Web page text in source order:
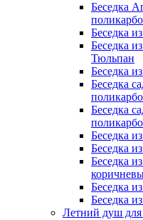
Беседка
Беседка
Беседка
Тюльпан
Беседка
Беседка
Беседка
Беседка
Беседка
Беседка
Беседка
Беседка
Летний душ для